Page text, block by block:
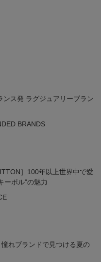
ンス発 ラグジュアリーブラン
BRANDS
］100年以上世界中で愛
ーポル”の魅力
憧れブランドで見つける夏の